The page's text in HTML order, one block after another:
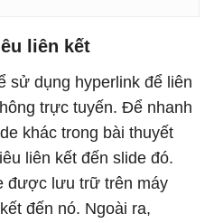
liên kết
sử dụng hyperlink để liên
trực tuyến. Để nhanh
khác trong bài thuyết
liên kết đến slide đó.
được lưu trữ trên máy
đến nó. Ngoài ra,